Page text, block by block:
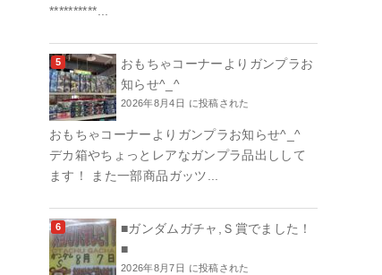
**********...
おもちゃコーナーよりガンプラお
知らせ^_^
2026年8月4日 に投稿された
おもちゃコーナーよりガンプラお知らせ^_^
デカ箱やちょっとレアなガンプラ品出しして
ます！ また一部商品ガッツ...
■ガンダムガチャ,Ｓ賞でました！
■
2026年8月7日 に投稿された